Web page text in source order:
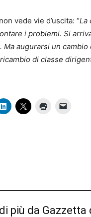
vede vie d’uscita: “La
i problemi. Si
Ma augurarsi un
di classe
più da